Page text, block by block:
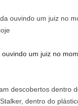
um juiz no